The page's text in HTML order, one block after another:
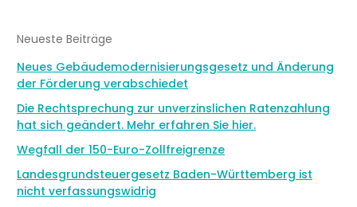
Neueste Beiträge
Neues Gebäudemodernisierungsgesetz und Änderung
der Förderung verabschiedet
Die Rechtsprechung zur unverzinslichen Ratenzahlung
hat sich geändert. Mehr erfahren Sie hier.
Wegfall der 150-Euro-Zollfreigrenze
Landesgrundsteuergesetz Baden-Württemberg ist
nicht verfassungswidrig